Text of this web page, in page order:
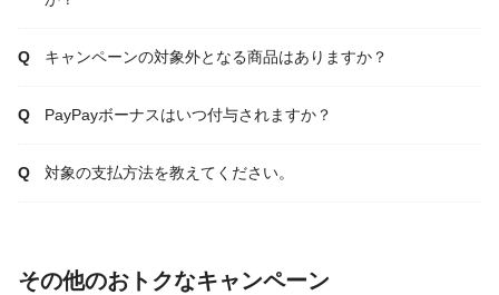
キャンペーンの対象外となる商品はありますか？
PayPayボーナスはいつ付与されますか？
対象の支払方法を教えてください。
その他のおトクなキャンペーン